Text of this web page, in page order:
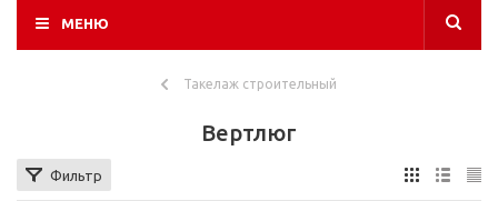
МЕНЮ
Такелаж строительный
Вертлюг
Фильтр